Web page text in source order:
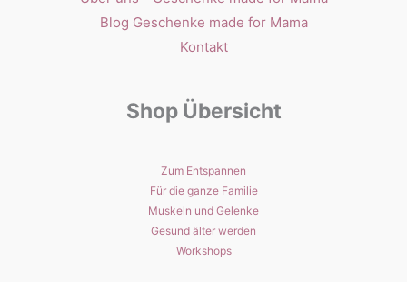
Blog Geschenke made for Mama
Kontakt
Shop Übersicht
Zum Entspannen
Für die ganze Familie
Muskeln und Gelenke
Gesund älter werden
Workshops